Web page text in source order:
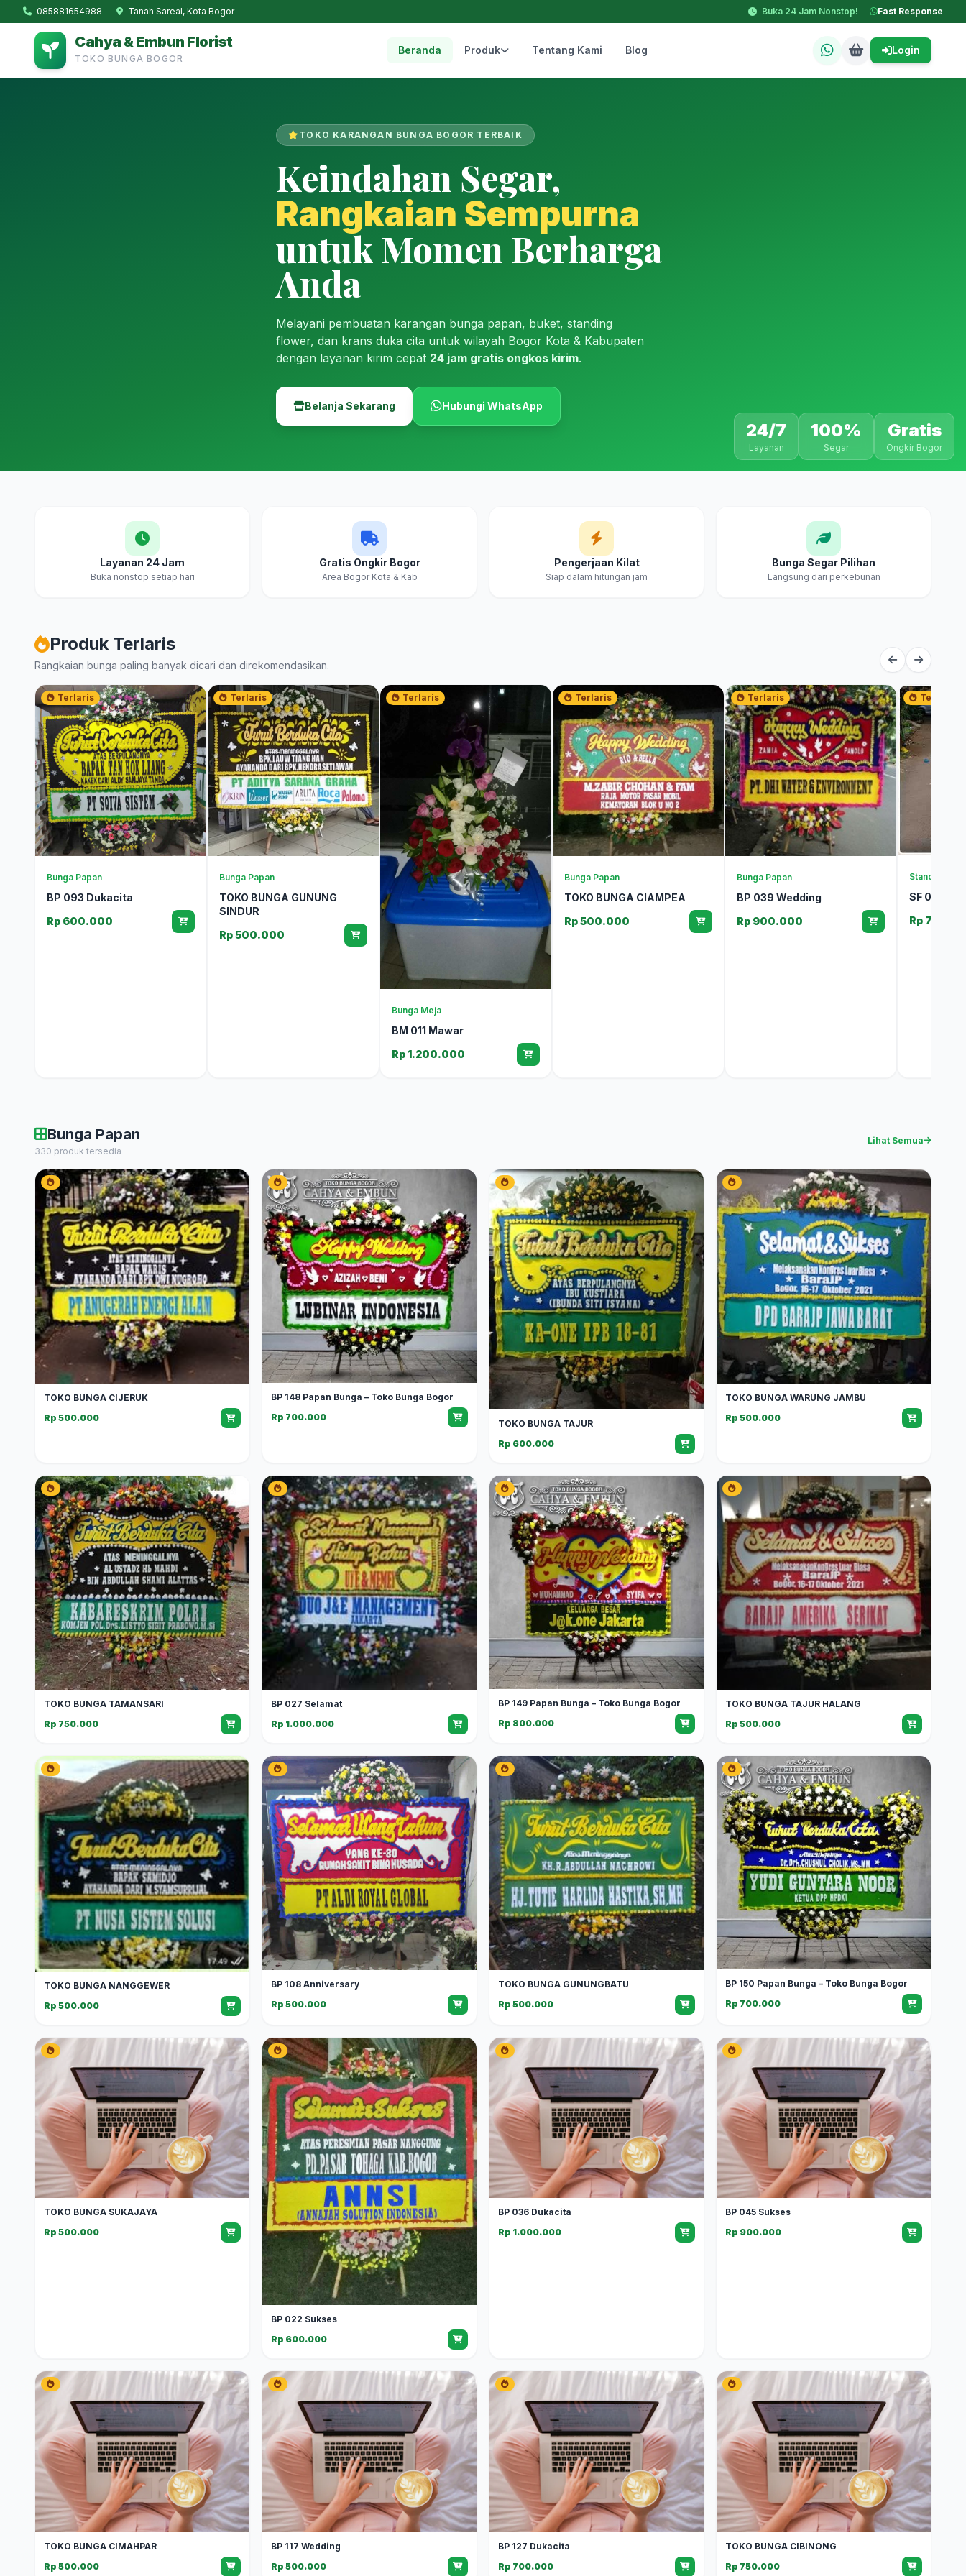
085881654988 Tanah Sareal, Kota Bogor Buka 24 Jam Nonstop! Fast Response
Cahya & Embun Florist
TOKO BUNGA BOGOR
Beranda Produk Tentang Kami Blog Login
TOKO KARANGAN BUNGA BOGOR TERBAIK
Keindahan Segar,
Rangkaian Sempurna
untuk Momen Berharga
Anda
Melayani pembuatan karangan bunga papan, buket, standing
flower, dan krans duka cita untuk wilayah Bogor Kota & Kabupaten
dengan layanan kirim cepat 24 jam gratis ongkos kirim.
Belanja Sekarang Hubungi WhatsApp
24/7
Layanan
100%
Segar
Gratis
Ongkir Bogor
Layanan 24 Jam
Buka nonstop setiap hari
Gratis Ongkir Bogor
Area Bogor Kota & Kab
Pengerjaan Kilat
Siap dalam hitungan jam
Bunga Segar Pilihan
Langsung dari perkebunan
Produk Terlaris
Rangkaian bunga paling banyak dicari dan direkomendasikan.
Terlaris
Bunga Papan
BP 093 Dukacita
Rp 600.000
Terlaris
Bunga Papan
TOKO BUNGA GUNUNG
SINDUR
Rp 500.000
Terlaris
Bunga Meja
BM 011 Mawar
Rp 1.200.000
Terlaris
Bunga Papan
TOKO BUNGA CIAMPEA
Rp 500.000
Terlaris
Bunga Papan
BP 039 Wedding
Rp 900.000
Terlaris
Standing &
SF 016
Rp
Bunga Papan
330 produk tersedia
Lihat Semua
TOKO BUNGA CIJERUK
Rp 500.000
BP 148 Papan Bunga – Toko Bunga Bogor
Rp 700.000
TOKO BUNGA TAJUR
Rp 600.000
TOKO BUNGA WARUNG JAMBU
Rp 500.000
TOKO BUNGA TAMANSARI
Rp 750.000
BP 027 Selamat
Rp 1.000.000
BP 149 Papan Bunga – Toko Bunga Bogor
Rp 800.000
TOKO BUNGA TAJUR HALANG
Rp 500.000
TOKO BUNGA NANGGEWER
Rp 500.000
BP 108 Anniversary
Rp 500.000
TOKO BUNGA GUNUNGBATU
Rp 500.000
BP 150 Papan Bunga – Toko Bunga Bogor
Rp 700.000
TOKO BUNGA SUKAJAYA
Rp 500.000
BP 022 Sukses
Rp 600.000
BP 036 Dukacita
Rp 1.000.000
BP 045 Sukses
Rp 900.000
TOKO BUNGA CIMAHPAR
Rp 500.000
BP 117 Wedding
Rp 500.000
BP 127 Dukacita
Rp 700.000
TOKO BUNGA CIBINONG
Rp 750.000